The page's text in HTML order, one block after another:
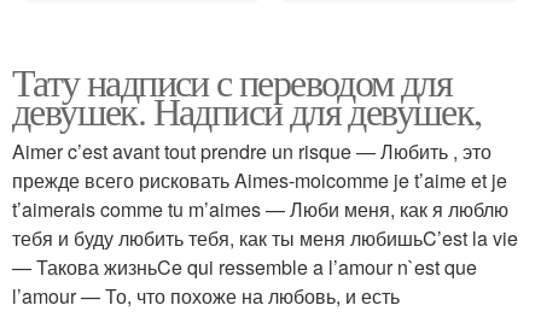
Тату надписи с переводом для
девушек. Надписи для девушек,
Aimer c’est avant tout prendre un risque — Любить , это
прежде всего рисковать Aimes-moicomme je t’aime et je
t’aimerais comme tu m’aimes — Люби меня, как я люблю
тебя и буду любить тебя, как ты меня любишьC’est la vie
— Такова жизньCe qui ressemble a l’amour n`est que
l’amour — То, что похоже на любовь, и есть